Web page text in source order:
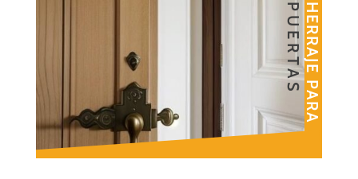
PUERTASHERRAJE PARA